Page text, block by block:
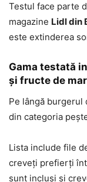
Testul face parte
magazine Lidl din
este extinderea
Gama testată
și fructe de
Pe lângă burgerul
din categoria
Lista include file
creveți prefierți
sunt incluși și